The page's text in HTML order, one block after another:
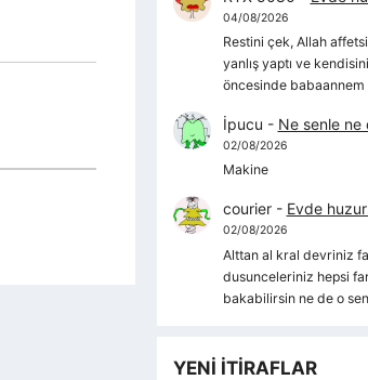
04/08/2026
Restini çek, Allah
yanlış yaptı ve
öncesinde
İpucu - Ne senle ne
02/08/2026
Makine
courier- Evde
02/08/2026
Alttan al kral devriniz
dusunceleriniz hepsi
bakabilirsin ne de o
YENİ İTİRAFLAR